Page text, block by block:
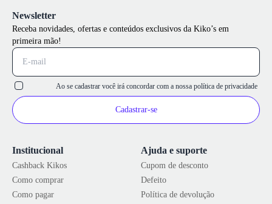
Institucional
Cashback Kikos
Como comprar
Como pagar
Ajuda e suporte
Cupom de desconto
Defeito
Política de devolução
Newsletter
Receba novidades, ofertas e conteúdos exclusivos da Kiko’s em
primeira mão!
Ao se cadastrar você irá concordar com a nossa política de privacidade
Cadastrar-se